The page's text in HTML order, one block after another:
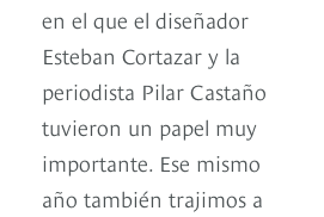
en el que el diseñador
Esteban Cortazar y la
periodista Pilar Castaño
tuvieron un papel muy
importante. Ese mismo
año también trajimos a